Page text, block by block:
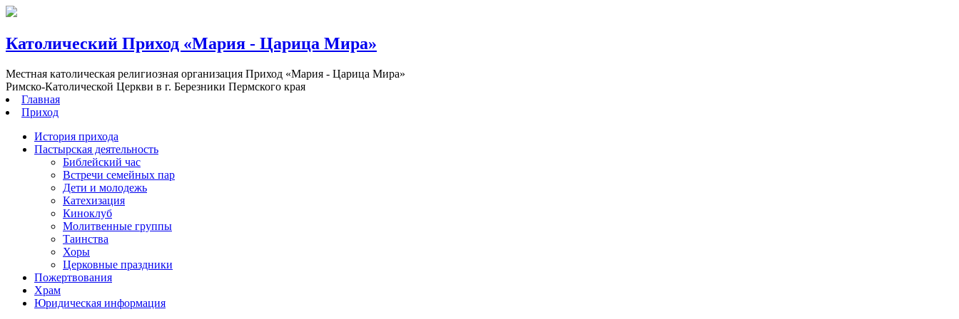
Католический Приход «Мария - Царица Мира»
Местная католическая религиозная организация Приход «Мария - Царица Мира»
Римско-Католической Церкви в г. Березники Пермского края
Главная
Приход
История прихода
Пастырская деятельность
Библейский час
Встречи семейных пар
Дети и молодежь
Катехизация
Киноклуб
Молитвенные группы
Таинства
Хоры
Церковные праздники
Пожертвования
Храм
Юридическая информация